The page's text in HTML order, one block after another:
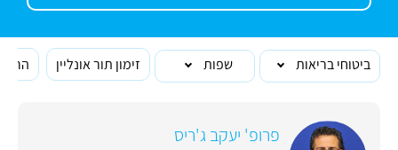
ביטוחי בריאות שפות זימון תור אונליין
פרופ' יעקב ג'ריס